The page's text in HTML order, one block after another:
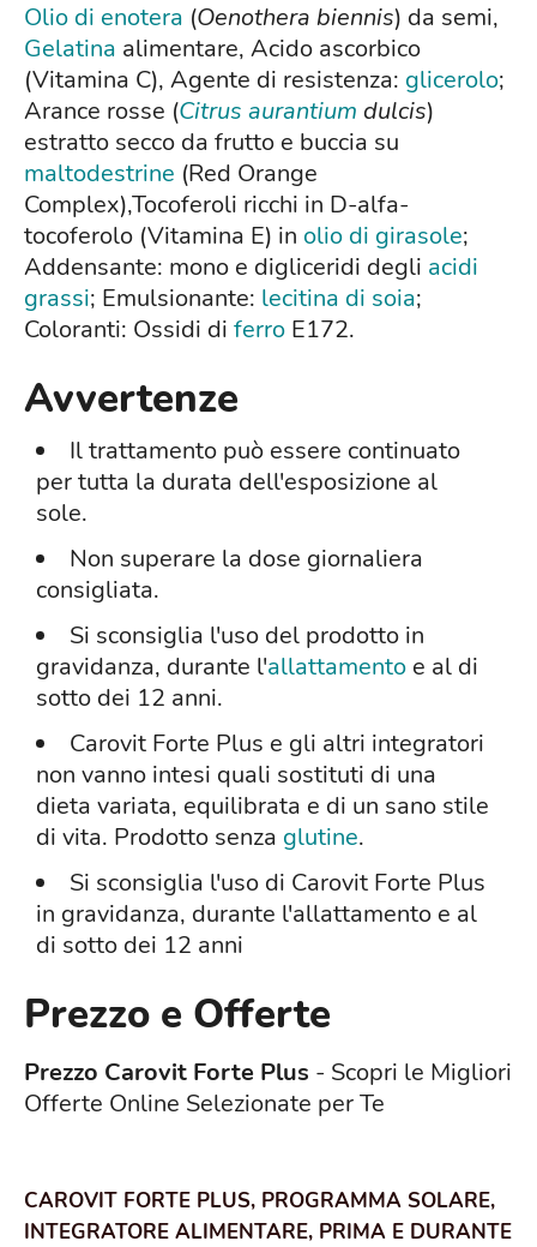
Olio di enotera (Oenothera biennis) da semi,
Gelatina alimentare, Acido ascorbico
(Vitamina C), Agente di resistenza: glicerolo;
Arance rosse (Citrus aurantium dulcis)
estratto secco da frutto e buccia su
maltodestrine (Red Orange
Complex),Tocoferoli ricchi in D-alfa-
tocoferolo (Vitamina E) in olio di girasole;
Addensante: mono e digliceridi degli acidi
grassi; Emulsionante: lecitina di soia;
Coloranti: Ossidi di ferro E172.
Avvertenze
Il trattamento può essere continuato
per tutta la durata dell'esposizione al
sole.
Non superare la dose giornaliera
consigliata.
Si sconsiglia l'uso del prodotto in
gravidanza, durante l'allattamento e al di
sotto dei 12 anni.
Carovit Forte Plus e gli altri integratori
non vanno intesi quali sostituti di una
dieta variata, equilibrata e di un sano stile
di vita. Prodotto senza glutine.
Si sconsiglia l'uso di Carovit Forte Plus
in gravidanza, durante l'allattamento e al
di sotto dei 12 anni
Prezzo e Offerte
Prezzo Carovit Forte Plus - Scopri le Migliori
Offerte Online Selezionate per Te
CAROVIT FORTE PLUS, PROGRAMMA SOLARE,
INTEGRATORE ALIMENTARE, PRIMA E DURANTE